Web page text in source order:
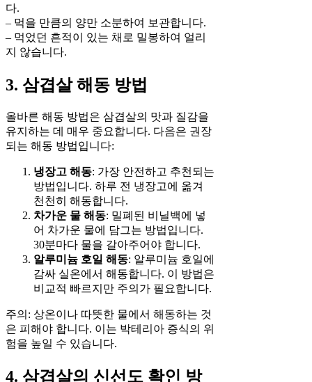
다.
– 먹을 만큼의 양만 소분하여 보관합니다.
– 먹었던 흔적이 있는 채로 밀봉하여 얼리
지 않습니다.
3. 삼겹살 해동 방법
올바른 해동 방법은 삼겹살의 맛과 질감을
유지하는 데 매우 중요합니다. 다음은 권장
되는 해동 방법입니다:
냉장고 해동: 가장 안전하고 추천되는
방법입니다. 하루 전 냉장고에 옮겨
천천히 해동합니다.
차가운 물 해동: 밀폐된 비닐백에 넣
어 차가운 물에 담그는 방법입니다.
30분마다 물을 갈아주어야 합니다.
알루미늄 호일 해동: 알루미늄 호일에
감싸 실온에서 해동합니다. 이 방법은
비교적 빠르지만 주의가 필요합니다.
주의: 상온이나 따뜻한 물에서 해동하는 것
은 피해야 합니다. 이는 박테리아 증식의 위
험을 높일 수 있습니다.
4. 삼겹살의 신선도 확인 방